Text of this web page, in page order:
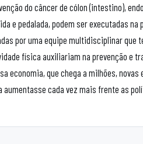
do câncer de cólon (intestino),
e pedalada, podem ser executadas
por uma equipe multidisciplinar que
física auxiliariam na prevenção e
economia, que chega a milhões,
cada vez mais frente as